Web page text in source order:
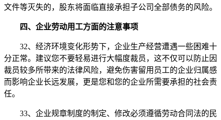
文件等灭失的，股东将面临直接承担子公司全部债务的风险。
四、企业劳动用工方面的注意事项
32、经济环境变化形势下，企业生产经营遭遇一些困难十
分正常。建议您不要轻易进行大幅度裁员，这不仅可以防止因
裁员较多所带来的法律风险，避免伤害留用员工的企业归属感
而影响企业长远发展，更是您和您的企业所需要承担的社会责
任。
33、企业规章制度的制定、修改必须遵循劳动合同法的民